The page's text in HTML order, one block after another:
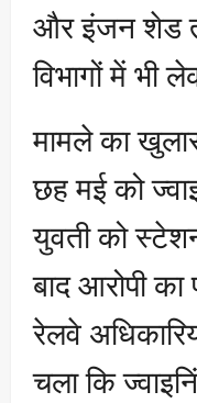
और इंजन शेड
विभागों में भी
मामले का
छह मई को
युवती को
बाद आरोपी
रेलवे
चला कि